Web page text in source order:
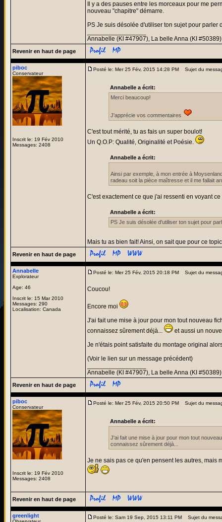
Il y a des pauses entre les morceaux pour me
nouveau "chapitre" démarre.
PS Je suis désolée d'utiliser ton sujet pour
Annabelle (KI #47907), La belle Anna (KI #50389)
Revenir en haut de page
piboc
Conservateur
Inscrit le: 19 Fév 2010
Messages: 2408
Posté le: Mer 25 Fév, 2015 14:28 PM Sujet du
Annabelle a écrit:
Merci beaucoup!
J'apprécie vos commentaires
C'est tout mérité, tu as fais un super boulot!
Un Q.O.P: Qualité, Originalité et Poésie.
Annabelle a écrit:
Ainsi par exemple, à mon entrée à
radeau soit la pièce maîtresse et il me fallait
C'est exactement ce que j'ai ressenti en voyant
Annabelle a écrit:
PS Je suis désolée d'utiliser ton sujet pour
Mais tu as bien fait! Ainsi, on sait que pour ce
Revenir en haut de page
Annabelle
Explorateur
Age: 46
Inscrit le: 15 Mar 2010
Messages: 290
Localisation: Canada
Posté le: Mer 25 Fév, 2015 20:18 PM Sujet du
Coucou!
Encore moi
J'ai fait une mise à jour pour mon tout nouveau
connaissez sûrement déjà...
et aussi un
Je n'étais point satisfaite du montage original
(Voir le lien sur un message précédent)
Annabelle (KI #47907), La belle Anna (KI #50389)
Revenir en haut de page
piboc
Conservateur
Inscrit le: 19 Fév 2010
Messages: 2408
Posté le: Mer 25 Fév, 2015 20:50 PM Sujet du
Annabelle a écrit:
J'ai fait une mise à jour pour mon tout
connaissez sûrement déjà...
Je ne sais pas ce qu'en pensent les autres, mais
Revenir en haut de page
greenlight Posté le: Sam 19 Sep, 2015 13:11 PM Sujet du